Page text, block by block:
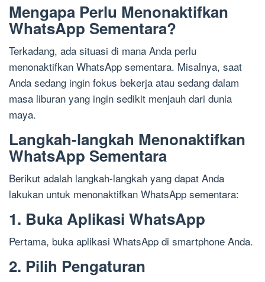
Mengapa Perlu Menonaktifkan
WhatsApp Sementara?
Terkadang, ada situasi di mana Anda perlu
menonaktifkan WhatsApp sementara. Misalnya, saat
Anda sedang ingin fokus bekerja atau sedang dalam
masa liburan yang ingin sedikit menjauh dari dunia
maya.
Langkah-langkah Menonaktifkan
WhatsApp Sementara
Berikut adalah langkah-langkah yang dapat Anda
lakukan untuk menonaktifkan WhatsApp sementara:
1. Buka Aplikasi WhatsApp
Pertama, buka aplikasi WhatsApp di smartphone Anda.
2. Pilih Pengaturan